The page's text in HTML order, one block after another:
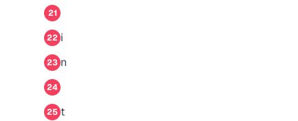
21
22 i
23 n
24
25 t